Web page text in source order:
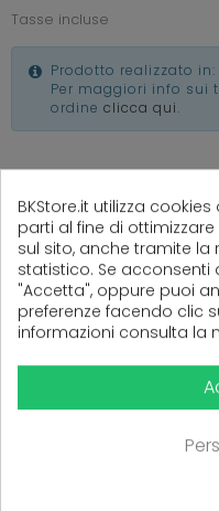
Tasse incluse
Prodotto realizzato
Per maggiori info sui
ordine clicca qui.
(0Recensioni)
Ancora nessuna
BKStore.it utilizza
parti al fine di
sul sito, anche tramite
statistico. Se acconsenti
"Accetta", oppure puoi
preferenze facendo clic
informazioni consulta la